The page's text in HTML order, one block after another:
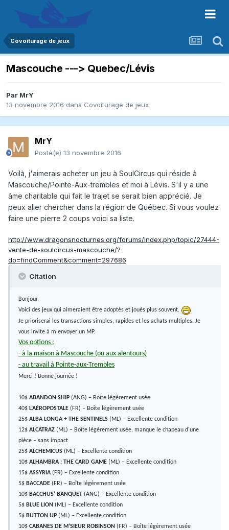
Covoiturage de jeux
Mascouche ---> Quebec/Lévis
Par MrY
13 novembre 2016 dans Covoiturage de jeux
MrY
Posté(e) 13 novembre 2016
Voilà, j'aimerais acheter un jeu à SoulCircus qui réside à
Mascouche/Pointe-Aux-trembles et moi à Lévis. S'il y a une
âme charitable qui fait le trajet se serait bien apprécié. Je
peux aller chercher dans la région de Québec. Si vous voulez
faire une pierre 2 coups voici sa liste.
http://www.dragonsnocturnes.org/forums/index.php/topic/27444-
vente-de-soulcircus-mascouche/?
do=findComment&comment=297686
Citation
Bonjour,
Voici des jeux qui aimeraient être adoptés et joués plus souvent.
Je prioriserai les transactions simples, rapides et les achats multiples. Je
vous invite à m'envoyer un MP.
Vos options :
- à la maison à Mascouche (ou aux alentours)
- au travail à Pointe-aux-Trembles
Merci ! Bonne journée !
10$ ABANDON SHIP (ANG) – Boîte légèrement usée
40$ L’AÉROPOSTALE (FR) – Boîte légèrement usée
25$ ALBA LONGA + THE SENTINELS (ML) – Excellente condition
12$ ALCATRAZ (ML) – Boîte légèrement usée, manque le chapeau d'une
pièce – sans impact
25$ ALCHEMICUS (ML) – Excellente condition
10$ ALHAMBRA : THE CARD GAME (ML) – Excellente condition
15$ ASSYRIA (FR) – Excellente condition
5$ BACCADE (FR) – Boîte légèrement usée
10$ BACCHUS’ BANQUET (ANG) – Excellente condition
5$ BLUE LION (ML) – Excellente condition
5$ BUTTON UP (ML) – Excellente condition
10$ CABANES DE M’SIEUR ROBINSON (FR) – Boîte légèrement usée